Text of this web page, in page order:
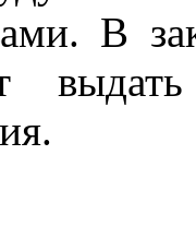
В
выдать